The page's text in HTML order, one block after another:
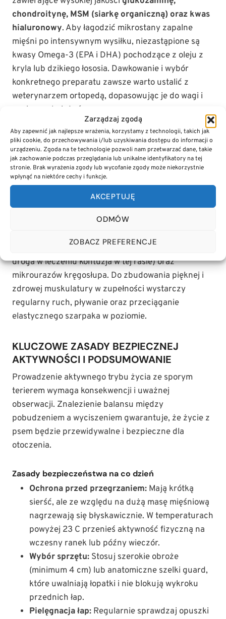
Zarządzaj zgodą
Aby zapewnić jak najlepsze wrażenia, korzystamy z technologii, takich jak
pliki cookie, do przechowywania i/lub uzyskiwania dostępu do informacji o
urządzeniu. Zgoda na te technologie pozwoli nam przetwarzać dane, takie
jak zachowanie podczas przeglądania lub unikalne identyfikatory na tej
stronie. Brak wyrażenia zgody lub wycofanie zgody może niekorzystnie
wpłynąć na niektóre cechy i funkcje.
AKCEPTUJĘ
ODMÓW
ZOBACZ PREFERENCJE
chondroitynę, MSM (siarkę organiczną) oraz kwas
hialuronowy. Aby łagodzić mikrostany zapalne
mięśni po intensywnym wysiłku, niezastąpione są
kwasy Omega-3 (EPA i DHA) pochodzące z oleju z
kryla lub dzikiego łososia. Dawkowanie i wybór
konkretnego preparatu zawsze warto ustalić z
weterynarzem ortopedą, dopasowując je do wagi i
poziomu obciążeń.
Czy siłowe treningi z obciążeniem są bezpieczne?
Zdecydowanie odradza się samodzielne
wprowadzanie kamizelek obciążeniowych, opon czy
sportów typu „wall climbing” (wieszanie psa na
szarpaku na wysokości). U psów młodych lub bez
wcześniejszego przygotowania
fizjoterapeutycznego takie aktywności drastycznie
przednich (zerwanie ACL to powszechna i bardzo
droga w leczeniu kontuzja w tej rasie) oraz
mikrourazów kręgosłupa. Do zbudowania pięknej i
zdrowej muskulatury w zupełności wystarczy
regularny ruch, pływanie oraz przeciąganie
elastycznego szarpaka w poziomie.
KLUCZOWE ZASADY BEZPIECZNEJ
AKTYWNOŚCI I PODSUMOWANIE
Prowadzenie aktywnego trybu życia ze sporym
terierem wymaga konsekwencji i uważnej
obserwacji. Znalezienie balansu między
pobudzeniem a wyciszeniem gwarantuje, że życie z
psem będzie przewidywalne i bezpieczne dla
otoczenia.
Zasady bezpieczeństwa na co dzień
Ochrona przed przegrzaniem: Mają krótką
sierść, ale ze względu na dużą masę mięśniową
nagrzewają się błyskawicznie. W temperaturach
powyżej 23 C przenieś aktywność fizyczną na
wczesny ranek lub późny wieczór.
Wybór sprzętu: Stosuj szerokie obroże
(minimum 4 cm) lub anatomiczne szelki guard,
które uwalniają łopatki i nie blokują wykroku
przednich łap.
Pielęgnacja łap: Regularnie sprawdzaj opuszki